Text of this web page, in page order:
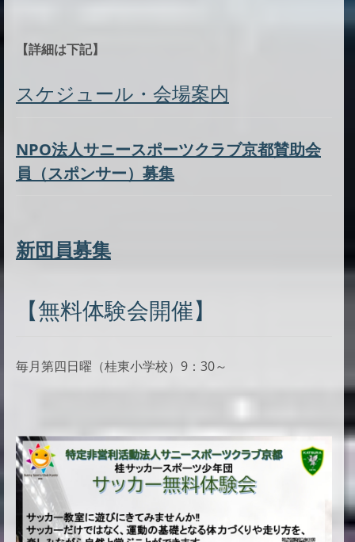
【詳細は下記】
スケジュール・会場案内
NPO法人サニースポーツクラブ京都賛助会
員（スポンサー）募集
新団員募集
【無料体験会開催】
毎月第四日曜（桂東小学校）9：30～